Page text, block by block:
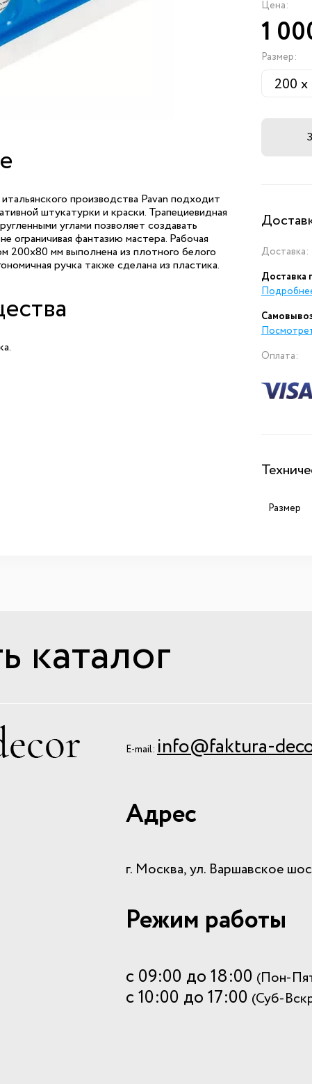
Цена:
1
Размер:
Доставка:
Доставка
Самовывоз
Оплата:
Размер
итальянского производства Pavan подходит
штукатурки и краски. Трапециевидная
углами позволяет создавать
ограничивая фантазию мастера. Рабочая
200х80 мм выполнена из плотного белого
ручка также сделана из пластика.
каталог
E-mail: info@faktura-
Адрес
г. Москва, ул. Варшавское
Режим работы
с 09:00 до 18:00 (Пон-
с 10:00 до 17:00 (Суб-